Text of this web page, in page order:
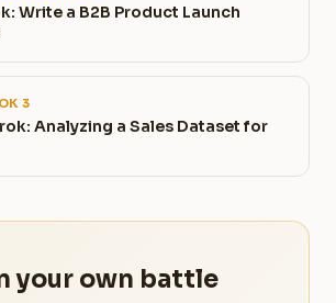
Write a B2B Product Launch
3
Analyzing a Sales Dataset for
your own battle